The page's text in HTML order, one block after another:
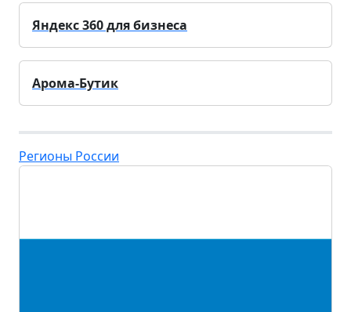
Яндекс 360 для бизнеса
Арома-Бутик
Регионы России